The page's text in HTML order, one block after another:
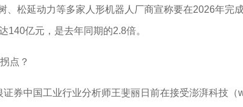
松延动力等多家人形机器人厂商宣称要在2026年完
140亿元，是去年同期的2.8倍。
点？
券中国工业行业分析师王斐丽日前在接受澎湃科技